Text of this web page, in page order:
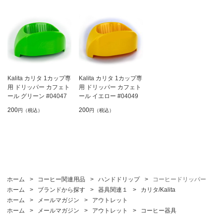
Kalita カリタ 1カップ専
用 ドリッパー カフェト
ール グリーン #04047
200円（税込）
Kalita カリタ 1カップ専
用 ドリッパー カフェト
ール イエロー #04049
200円（税込）
ホーム > コーヒー関連用品 > ハンドドリップ >
コーヒードリッパー
ホーム
> ブランドから探す > 器具関連１ >
カリタ/Kalita
ホーム
> メールマガジン >
アウトレット
ホーム
> メールマガジン > アウトレット > コーヒー器具